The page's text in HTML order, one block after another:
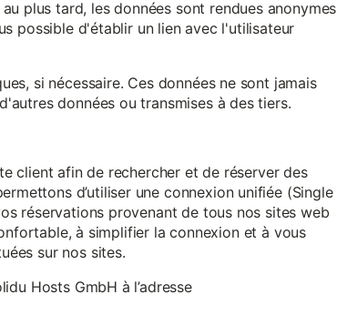
plus tard, les données sont rendues anonymes
possible d'établir un lien avec l'utilisateur
si nécessaire. Ces données ne sont jamais
données ou transmises à des tiers.
client afin de rechercher et de réserver des
d’utiliser une connexion unifiée (Single
réservations provenant de tous nos sites web
à simplifier la connexion et à vous
sur nos sites.
Hosts GmbH à l’adresse